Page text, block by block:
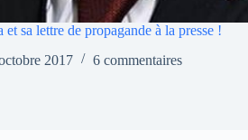
sa lettre de propagande à la presse !
2017
6 commentaires